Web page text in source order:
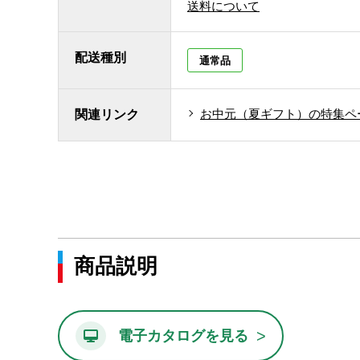
送料について
配送種別 通常品
関連リンク お中元（夏ギフト）の特集ペ
商品説明
電子カタログを見る >